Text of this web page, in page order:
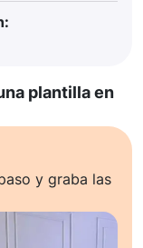
plantilla en
y graba las